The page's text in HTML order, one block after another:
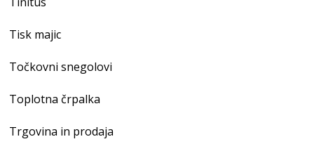
Tisk majic
Točkovni snegolovi
Toplotna črpalka
Trgovina in prodaja